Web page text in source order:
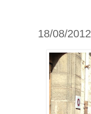
18/08/2012